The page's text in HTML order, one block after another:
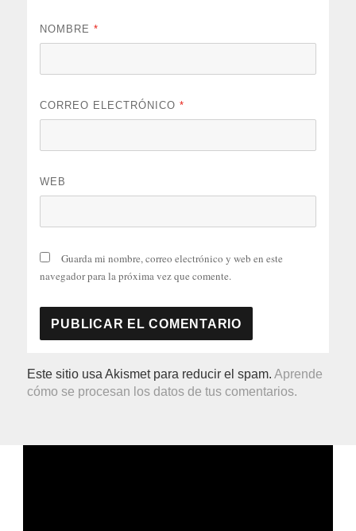
NOMBRE*
CORREO ELECTRÓNICO*
WEB
Guarda mi nombre, correo electrónico y web en este
navegador para la próxima vez que comente.
Este sitio usa Akismet para reducir el spam.Aprende
cómo se procesan los datos de tus comentarios.